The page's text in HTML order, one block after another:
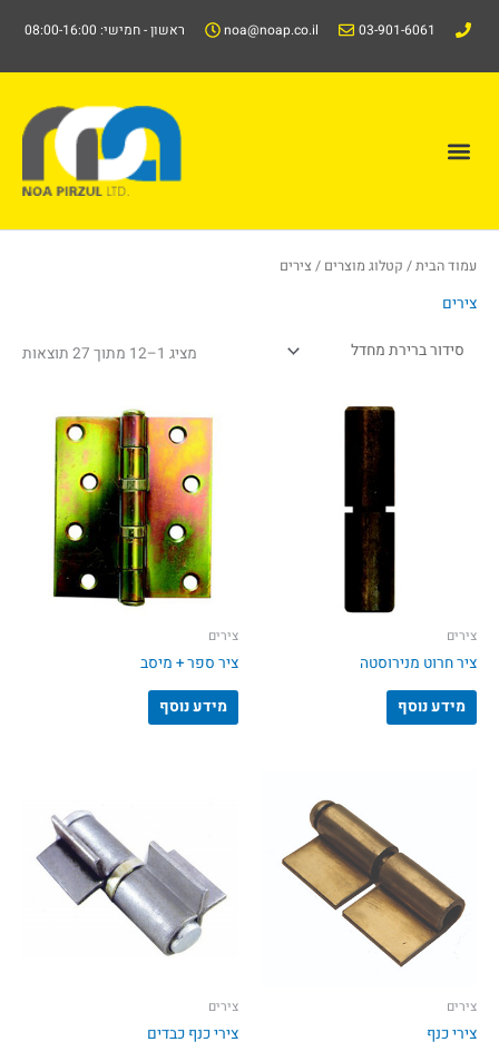
לתוכן
03-901-6061
noa@noap.co.il ראשון - חמישי: 08:00-16:00
תפריט
עמוד הבית/ קטלוג מוצרים / צירים
צירים
מציג 1–12 מתוך 27 תוצאות
צירים
ציר חרוט מנירוסטה
מידע נוסף
צירים
ציר ספר + מיסב
מידע נוסף
צירים
צירי כנף
צירים
צירי כנף כבדים